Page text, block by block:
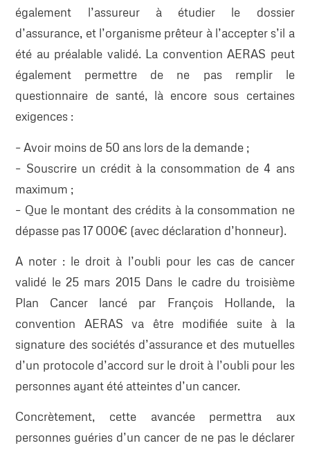
également l’assureur à étudier le dossier
d’assurance, et l’organisme prêteur à l’accepter s’il a
été au préalable validé. La convention AERAS peut
également permettre de ne pas remplir le
questionnaire de santé, là encore sous certaines
exigences :
– Avoir moins de 50 ans lors de la demande ;
– Souscrire un crédit à la consommation de 4 ans
maximum ;
– Que le montant des crédits à la consommation ne
dépasse pas 17 000€ (avec déclaration d’honneur).
A noter : le droit à l’oubli pour les cas de cancer
validé le 25 mars 2015 Dans le cadre du troisième
Plan Cancer lancé par François Hollande, la
convention AERAS va être modifiée suite à la
signature des sociétés d’assurance et des mutuelles
d’un protocole d’accord sur le droit à l’oubli pour les
personnes ayant été atteintes d’un cancer.
Concrètement, cette avancée permettra aux
personnes guéries d’un cancer de ne pas le déclarer